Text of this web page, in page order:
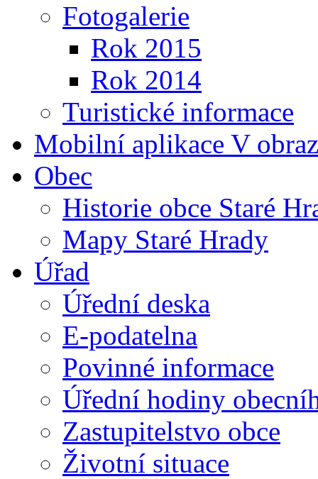
Fotogalerie
Rok 2015
Rok 2014
Turistické informace
Mobilní aplikace V
Obec
Historie obce Staré
Mapy Staré Hrady
Úřad
Úřední deska
E-podatelna
Povinné informace
Úřední hodiny
Zastupitelstvo obce
Životní situace